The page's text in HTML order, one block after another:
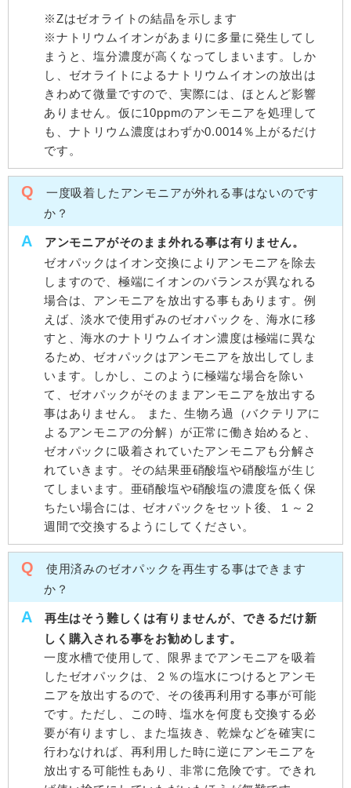
※Zはゼオライトの結晶を示します
※ナトリウムイオンがあまりに多量に発生してし
まうと、塩分濃度が高くなってしまいます。しか
し、ゼオライトによるナトリウムイオンの放出は
きわめて微量ですので、実際には、ほとんど影響
ありません。仮に10ppmのアンモニアを処理して
も、ナトリウム濃度はわずか0.0014％上がるだけ
です。
Q
一度吸着したアンモニアが外れる事はないのです
か？
A
アンモニアがそのまま外れる事は有りません。
ゼオパックはイオン交換によりアンモニアを除去
しますので、極端にイオンのバランスが異なれる
場合は、アンモニアを放出する事もあります。例
えば、淡水で使用ずみのゼオパックを、海水に移
すと、海水のナトリウムイオン濃度は極端に異な
るため、ゼオパックはアンモニアを放出してしま
います。しかし、このように極端な場合を除い
て、ゼオパックがそのままアンモニアを放出する
事はありません。 また、生物ろ過（バクテリアに
よるアンモニアの分解）が正常に働き始めると、
ゼオパックに吸着されていたアンモニアも分解さ
れていきます。その結果亜硝酸塩や硝酸塩が生じ
てしまいます。亜硝酸塩や硝酸塩の濃度を低く保
ちたい場合には、ゼオパックをセット後、１～２
週間で交換するようにしてください。
Q
使用済みのゼオパックを再生する事はできます
か？
A
再生はそう難しくは有りませんが、できるだけ新
しく購入される事をお勧めします。
一度水槽で使用して、限界までアンモニアを吸着
したゼオパックは、２％の塩水につけるとアンモ
ニアを放出するので、その後再利用する事が可能
です。ただし、この時、塩水を何度も交換する必
要が有りますし、また塩抜き、乾燥などを確実に
行わなければ、再利用した時に逆にアンモニアを
放出する可能性もあり、非常に危険です。できれ